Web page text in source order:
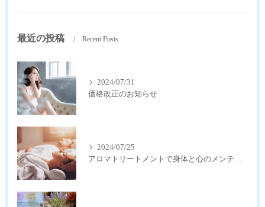
最近の投稿 Recent Posts
2024/07/31
価格改正のお知らせ
2024/07/25